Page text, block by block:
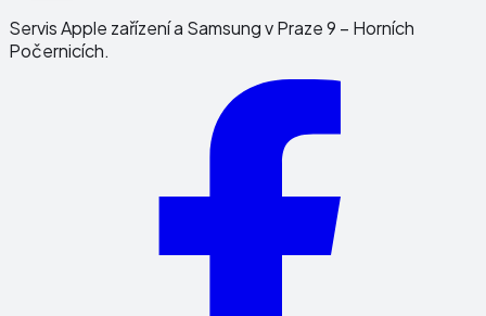
Servis Apple zařízení a Samsung v Praze 9 – Horních
Počernicích.